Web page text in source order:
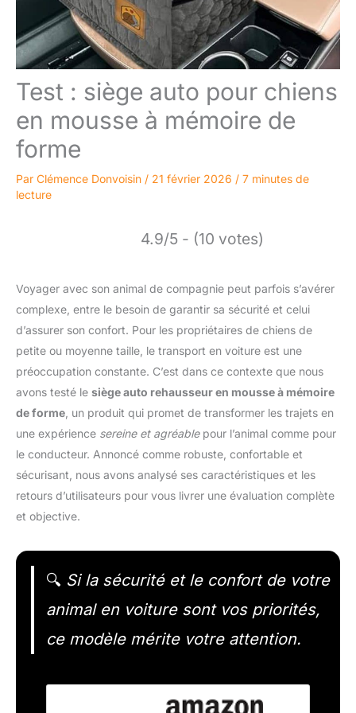
Test : siège auto pour chiens
en mousse à mémoire de
forme
Par Clémence Donvoisin / 21 février 2026 / 7 minutes de
lecture
4.9/5 - (10 votes)
Voyager avec son animal de compagnie peut parfois s’avérer
complexe, entre le besoin de garantir sa sécurité et celui
d’assurer son confort. Pour les propriétaires de chiens de
petite ou moyenne taille, le transport en voiture est une
préoccupation constante. C’est dans ce contexte que nous
avons testé le siège auto rehausseur en mousse à mémoire
de forme , un produit qui promet de transformer les trajets en
une expérience sereine et agréablepour l’animal comme pour
le conducteur. Annoncé comme robuste, confortable et
sécurisant, nous avons analysé ses caractéristiques et les
retours d’utilisateurs pour vous livrer une évaluation complète
et objective.
🔍 Si la sécurité et le confort de votre
animal en voiture sont vos priorités,
ce modèle mérite votre attention.